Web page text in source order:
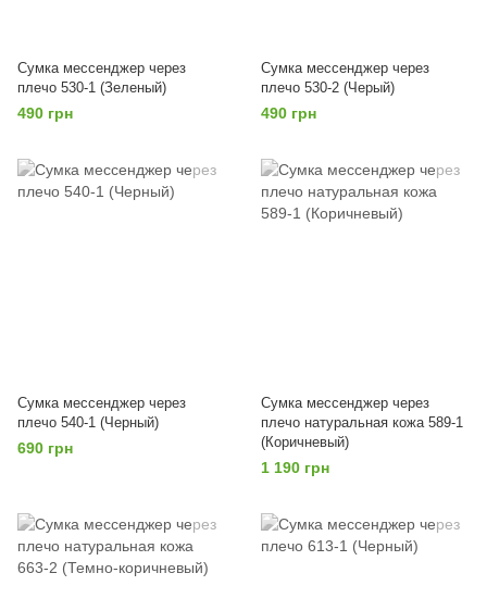
Сумка мессенджер через
плечо 530-1 (Зеленый)
490 грн
Сумка мессенджер через
плечо 530-2 (Черый)
490 грн
Сумка мессенджер через
плечо 540-1 (Черный)
690 грн
Сумка мессенджер через
плечо натуральная кожа 589-1
(Коричневый)
1 190 грн